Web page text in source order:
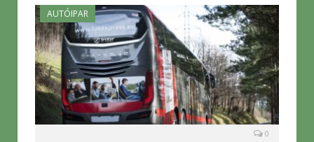
AUTÓIPAR
0